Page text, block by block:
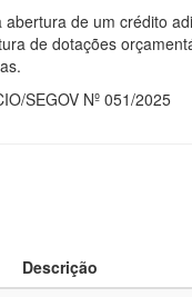
abertura de um crédito
de dotações
SEGOV Nº 051/2025
Descrição